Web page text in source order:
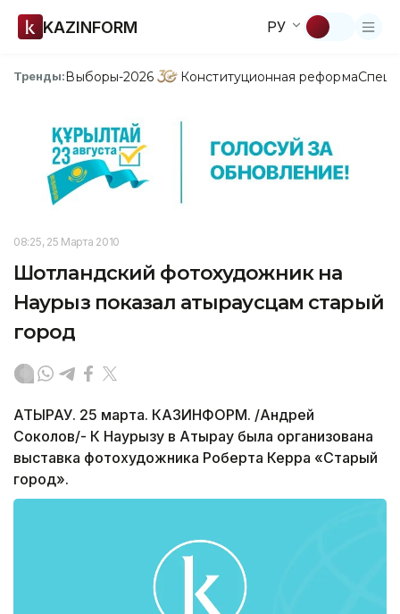
KAZINFORM РУ
Тренды:Выборы-2026 Конституционная реформа
08:25, 25 Марта 2010
Шотландский фотохудожник на
Наурыз показал атыраусцам старый
город
АТЫРАУ. 25 марта. КАЗИНФОРМ. /Андрей
Соколов/- К Наурызу в Атырау была организована
выставка фотохудожника Роберта Керра «Старый
город».